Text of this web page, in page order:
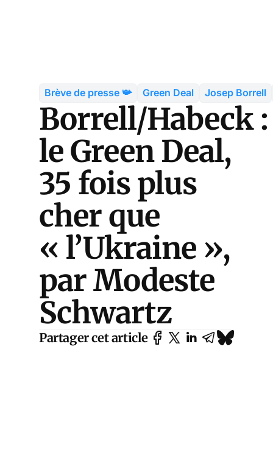
Brève de presse 📯 Green Deal Josep Borrell
Borrell/Habeck :
le Green Deal,
35 fois plus
cher que
« l’Ukraine »,
par Modeste
Schwartz
Partager cet article